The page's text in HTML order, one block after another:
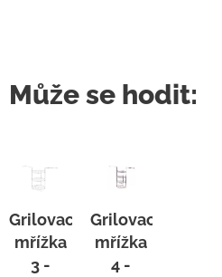
Může se hodit:
Grilovací
mřížka
3 -
Grilovací
mřížka
4 -